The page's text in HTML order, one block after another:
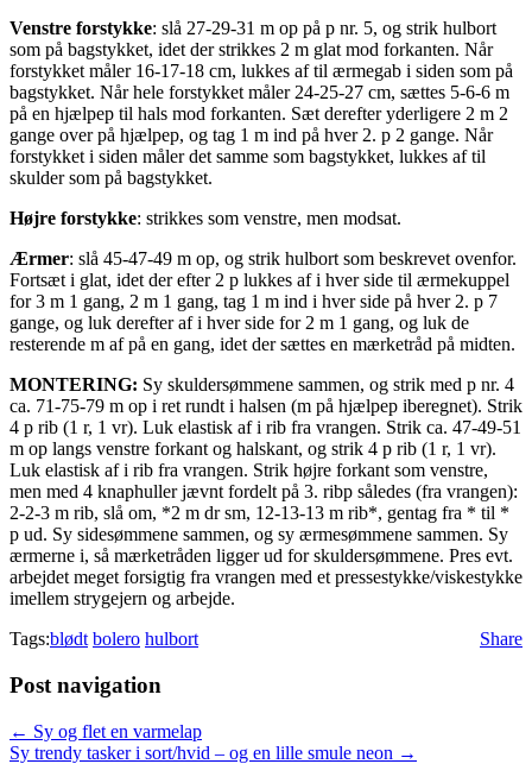
Venstre forstykke: slå 27-29-31 m op på p nr. 5, og strik hulbort
som på bagstykket, idet der strikkes 2 m glat mod forkanten. Når
forstykket måler 16-17-18 cm, lukkes af til ærmegab i siden som på
bagstykket. Når hele forstykket måler 24-25-27 cm, sættes 5-6-6 m
på en hjælpep til hals mod forkanten. Sæt derefter yderligere 2 m 2
gange over på hjælpep, og tag 1 m ind på hver 2. p 2 gange. Når
forstykket i siden måler det samme som bagstykket, lukkes af til
skulder som på bagstykket.
Højre forstykke: strikkes som venstre, men modsat.
Ærmer: slå 45-47-49 m op, og strik hulbort som beskrevet ovenfor.
Fortsæt i glat, idet der efter 2 p lukkes af i hver side til ærmekuppel
for 3 m 1 gang, 2 m 1 gang, tag 1 m ind i hver side på hver 2. p 7
gange, og luk derefter af i hver side for 2 m 1 gang, og luk de
resterende m af på en gang, idet der sættes en mærketråd på midten.
MONTERING: Sy skuldersømmene sammen, og strik med p nr. 4
ca. 71-75-79 m op i ret rundt i halsen (m på hjælpep iberegnet). Strik
4 p rib (1 r, 1 vr). Luk elastisk af i rib fra vrangen. Strik ca. 47-49-51
m op langs venstre forkant og halskant, og strik 4 p rib (1 r, 1 vr).
Luk elastisk af i rib fra vrangen. Strik højre forkant som venstre,
men med 4 knaphuller jævnt fordelt på 3. ribp således (fra vrangen):
2-2-3 m rib, slå om, *2 m dr sm, 12-13-13 m rib*, gentag fra * til *
p ud. Sy sidesømmene sammen, og sy ærmesømmene sammen. Sy
ærmerne i, så mærketråden ligger ud for skuldersømmene. Pres evt.
arbejdet meget forsigtig fra vrangen med et pressestykke/viskestykke
imellem strygejern og arbejde.
Share
Tags:blødt bolero hulbort
Post navigation
← Sy og flet en varmelap
Sy trendy tasker i sort/hvid – og en lille smule neon →